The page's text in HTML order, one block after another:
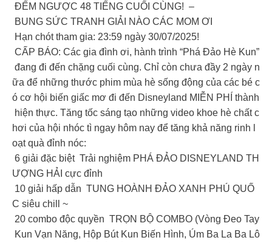
ĐẾM NGƯỢC 48 TIẾNG CUỐI CÙNG! –
BUNG SỨC TRANH GIẢI NÀO CÁC MOM ƠI
Hạn chót tham gia: 23:59 ngày 30/07/2025!
CẤP BÁO: Các gia đình ơi, hành trình “Phá Đảo Hè Kun”
đang đi đến chặng cuối cùng. Chỉ còn chưa đầy 2 ngày n
ữa để những thước phim mùa hè sống động của các bé c
ó cơ hội biến giấc mơ đi đến Disneyland MIỄN PHÍ thành
hiện thực. Tăng tốc sáng tạo những video khoe hè chất c
hơi của hội nhóc tì ngay hôm nay để tăng khả năng rinh l
oạt quà đỉnh nóc:
6 giải đặc biệt Trải nghiệm PHÁ ĐẢO DISNEYLAND TH
ƯỢNG HẢI cực đỉnh
️ 10 giải hấp dẫn TUNG HOÀNH ĐẢO XANH PHÚ QUỐ
C siêu chill ~
20 combo độc quyền TRỌN BỘ COMBO (Vòng Đeo Tay
Kun Vạn Năng, Hộp Bút Kun Biến Hình, Úm Ba La Ba Lô